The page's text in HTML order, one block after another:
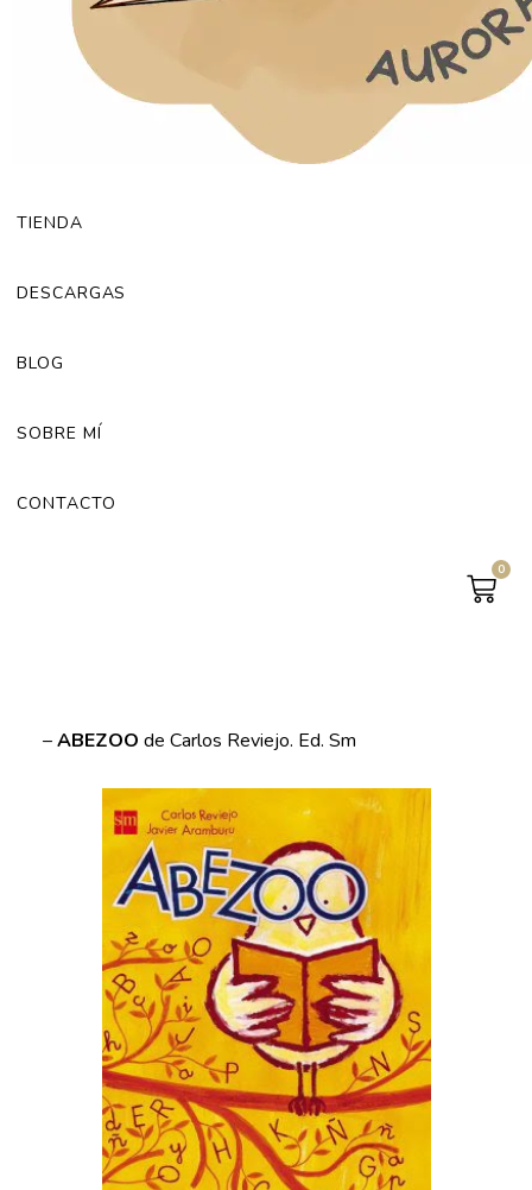
TIENDA
DESCARGAS
BLOG
SOBRE MÍ
CONTACTO
0
–ABEZOO de Carlos Reviejo. Ed. Sm